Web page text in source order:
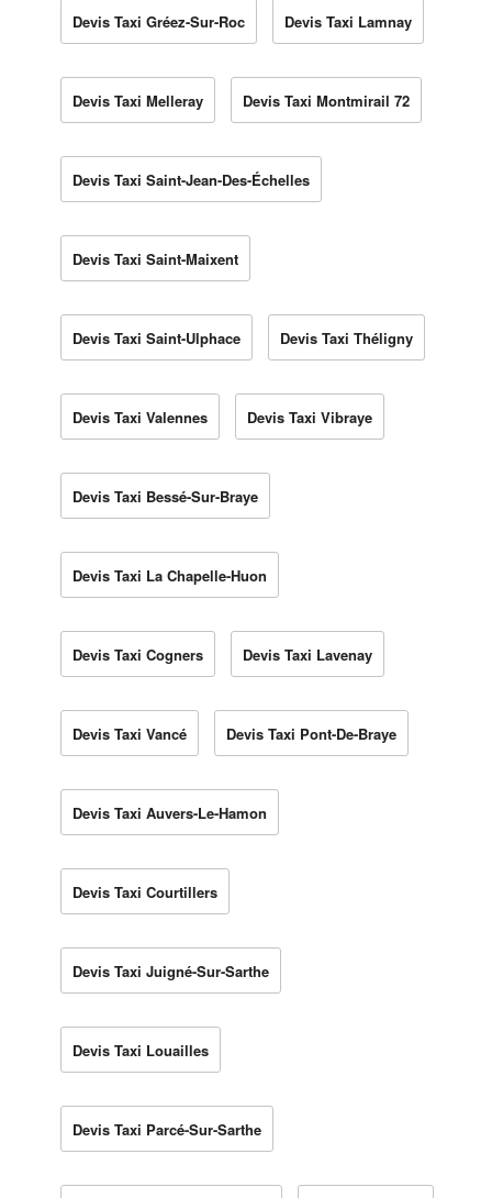
Devis Taxi Gréez-Sur-Roc Devis Taxi Lamnay
Devis Taxi Melleray Devis Taxi Montmirail 72
Devis Taxi Saint-Jean-Des-Échelles
Devis Taxi Saint-Maixent
Devis Taxi Saint-Ulphace Devis Taxi Théligny
Devis Taxi Valennes Devis Taxi Vibraye
Devis Taxi Bessé-Sur-Braye
Devis Taxi La Chapelle-Huon
Devis Taxi Cogners Devis Taxi Lavenay
Devis Taxi Vancé Devis Taxi Pont-De-Braye
Devis Taxi Auvers-Le-Hamon
Devis Taxi Courtillers
Devis Taxi Juigné-Sur-Sarthe
Devis Taxi Louailles
Devis Taxi Parcé-Sur-Sarthe